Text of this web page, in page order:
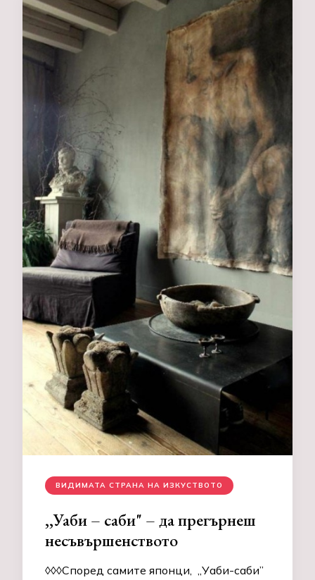
ВИДИМАТА СТРАНА НА ИЗКУСТВОТО
,,Уаби – саби" – да прегърнеш
несъвършенството
◊◊◊Според самите японци, „Уаби-саби”